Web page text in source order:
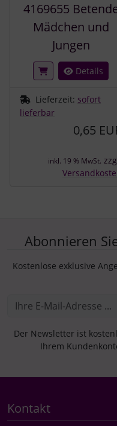
4169655
Mädchen und
Jungen
Details
Lieferzeit: sofort
lieferbar
0,65
inkl. 19 % MwSt.
Abonnieren
Kostenlose exklusive
Der Newsletter ist
Ihrem
Kontakt